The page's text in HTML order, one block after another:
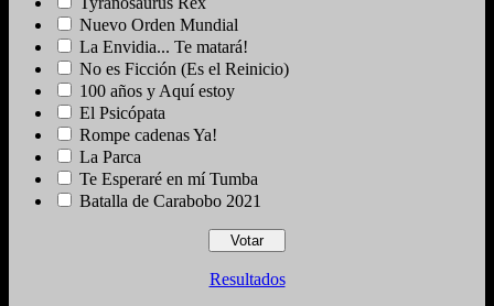
Nuevo Orden Mundial
La Envidia... Te matará!
No es Ficción (Es el Reinicio)
100 años y Aquí estoy
El Psicópata
Rompe cadenas Ya!
La Parca
Te Esperaré en mí Tumba
Batalla de Carabobo 2021
Resultados